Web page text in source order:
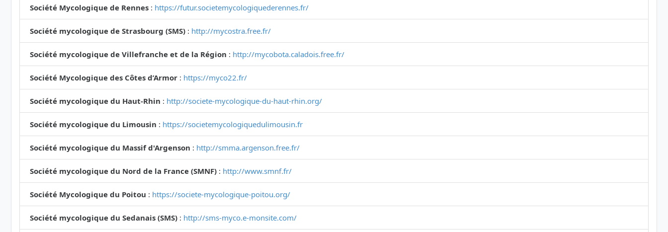
Société Mycologique de Rennes : https://futur.societemycologiquederennes.fr/
Société mycologique de Strasbourg (SMS) : http://mycostra.free.fr/
Société mycologique de Villefranche et de la Région : http://mycobota.caladois.free.fr/
Société Mycologique des Côtes d’Armor : https://myco22.fr/
Société mycologique du Haut-Rhin : http://societe-mycologique-du-haut-rhin.org/
Société mycologique du Limousin : https://societemycologiquedulimousin.fr
Société mycologique du Massif d'Argenson : http://smma.argenson.free.fr/
Société mycologique du Nord de la France (SMNF) : http://www.smnf.fr/
Société Mycologique du Poitou : https://societe-mycologique-poitou.org/
Société mycologique du Sedanais (SMS) : http://sms-myco.e-monsite.com/